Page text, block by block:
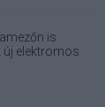
is
új elektromos